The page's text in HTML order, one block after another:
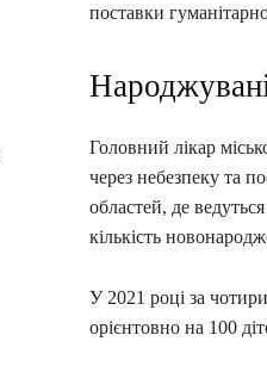
поставки
Головний лікар
через небезпеку та
областей, де
кількість
У 2021 році за
орієнтовно на 100